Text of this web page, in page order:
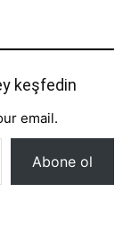
keşfedin
email.
Abone ol